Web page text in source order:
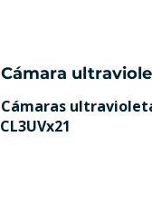
Cámara
Cámaras
CL3UVx21